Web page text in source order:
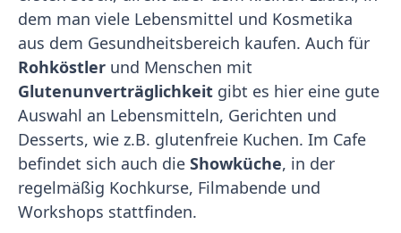
dem man viele Lebensmittel und Kosmetika
aus dem Gesundheitsbereich kaufen. Auch für
Rohköstler und Menschen mit
Glutenunverträglichkeit gibt es hier eine gute
Auswahl an Lebensmitteln, Gerichten und
Desserts, wie z.B. glutenfreie Kuchen. Im Cafe
befindet sich auch die Showküche, in der
regelmäßig Kochkurse, Filmabende und
Workshops stattfinden.